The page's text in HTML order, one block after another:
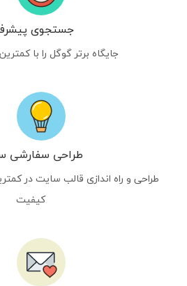
جستجوی
جایگاه برتر گوگل را با
طراحی سفارشی
طراحی و راه اندازی قالب سایت در
کیفیت